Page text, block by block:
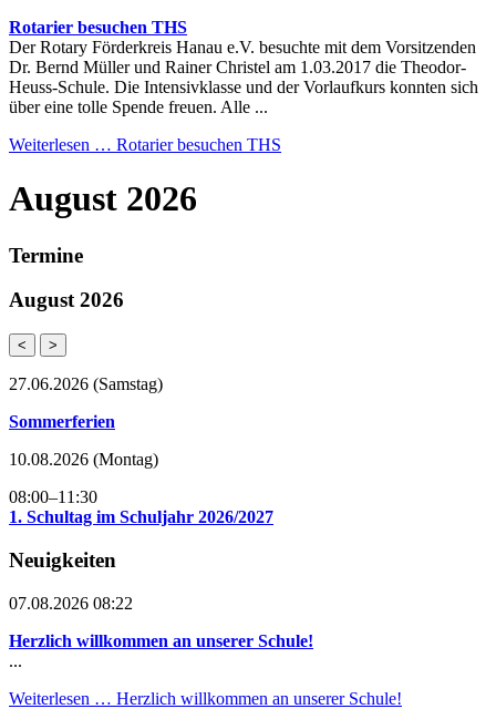
Rotarier besuchen THS
Der Rotary Förderkreis Hanau e.V. besuchte mit dem Vorsitzenden
Dr. Bernd Müller und Rainer Christel am 1.03.2017 die Theodor-
Heuss-Schule. Die Intensivklasse und der Vorlaufkurs konnten sich
über eine tolle Spende freuen. Alle ...
Weiterlesen … Rotarier besuchen THS
August 2026
Termine
August 2026
< >
27.06.2026 (Samstag)
Sommerferien
10.08.2026 (Montag)
08:00–11:30
1. Schultag im Schuljahr 2026/2027
Neuigkeiten
07.08.2026 08:22
Herzlich willkommen an unserer Schule!
...
Weiterlesen … Herzlich willkommen an unserer Schule!